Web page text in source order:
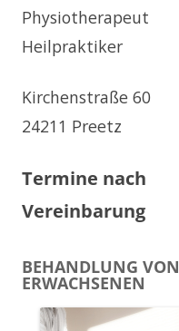
Physiotherapeut
Heilpraktiker
Kirchenstraße 60
24211 Preetz
Termine nach
Vereinbarung
BEHANDLUNG VON
ERWACHSENEN